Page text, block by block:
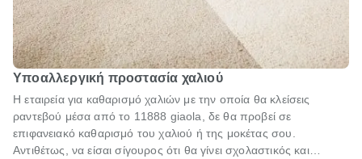
Υποαλλεργική προστασία χαλιού
Η εταιρεία για καθαρισμό χαλιών με την οποία θα κλείσεις
ραντεβού μέσα από το 11888 giaola, δε θα προβεί σε
επιφανειακό καθαρισμό του χαλιού ή της μοκέτας σου.
Αντιθέτως, να είσαι σίγουρος ότι θα γίνει σχολαστικός και